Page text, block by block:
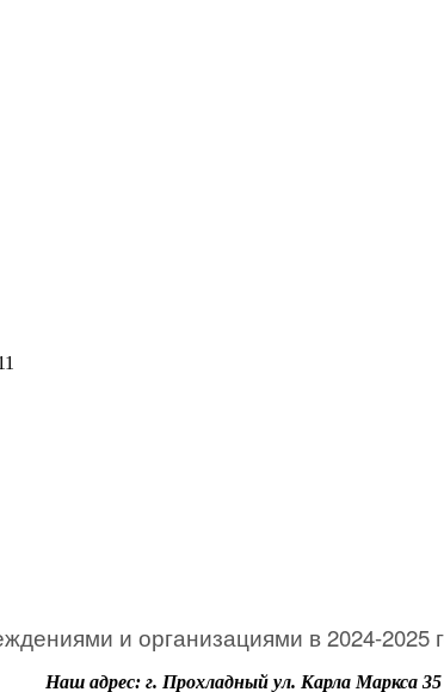
и организациями в 2024-2025
Наш адрес: г. Прохладный ул. Карла Маркса 35